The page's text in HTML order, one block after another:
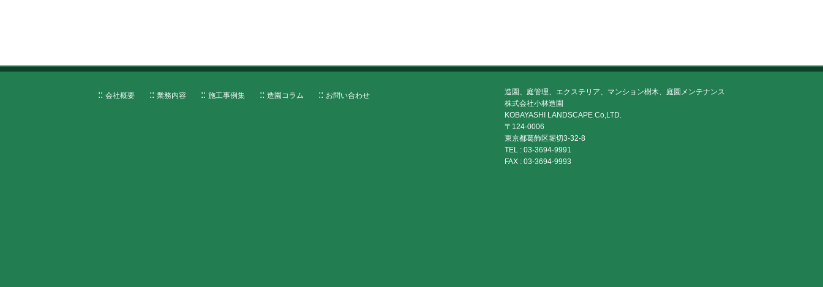
会社概要 業務内容 施工事例集 造園コラム お問い合わせ
造園、庭管理、エクステリア、マンション樹木、庭園メンテナンス
株式会社小林造園
KOBAYASHI LANDSCAPE Co,LTD.
〒124-0006
東京都葛飾区堀切3-32-8
TEL : 03-3694-9991
FAX : 03-3694-9993